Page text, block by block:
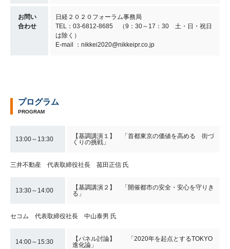
お問い
合わせ
日経２０２０フォーラム事務局
TEL：03-6812-8685 （9：30～17：30 土・日・祝日
は除く）
E-mail ：nikkei2020@nikkeipr.co.jp
プログラム
PROGRAM
13:00～13:30
【基調講演１】 「首都東京の価値を高める 街づ
くりの挑戦」
三井不動産 代表取締役社長 菰田正信 氏
13:30～14:00
【基調講演２】 「開催都市の安全・安心を守りき
る」
セコム 代表取締役社長 中山泰男 氏
14:00～15:30
【パネル討論】 「2020年を起点とするTOKYO
進化論」